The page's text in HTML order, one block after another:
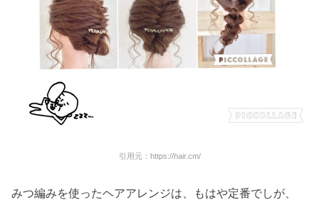
引用元：https://hair.cm/
みつ編みを使ったヘアアレンジは、もはや定番でしが、